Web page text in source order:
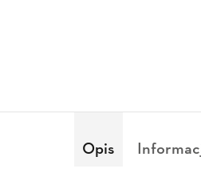
Opis